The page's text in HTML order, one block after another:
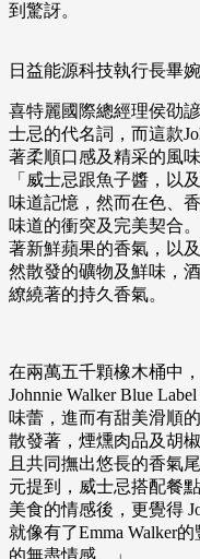
到驚訝。
日益能源科技執行長畢
喜特麗國際總經理侯劭
士忌的代名詞，而這款
著柔順口感及精采的風
「威士忌跟魚子醬，以
味道記憶，然而在色、
味道的衝突及完美契合。
著新鮮蘋果的香氣，以
然散發的礦物及鮮味，
繚繞著的持久香氣。
在兩萬五千顆橡木桶中
Johnnie Walker Blue
味蕾，進而有甜美滑順
散發著，煙燻肉品及胡
且共同撫出悠長的香氣
元提到，威士忌搭配餐
美食的情感後，更覺得
就像有了Emma Walker